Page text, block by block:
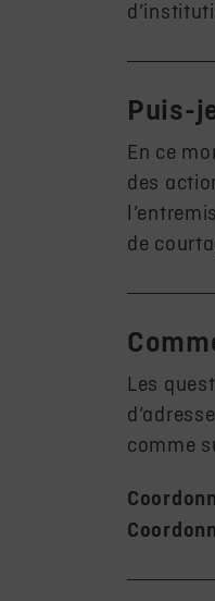
Puis-
En ce
des
de
Les
comme